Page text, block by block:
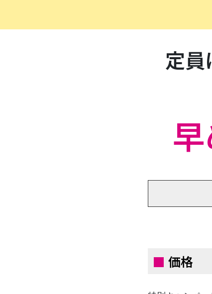
定員
■ 価格